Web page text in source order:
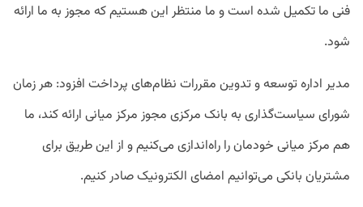
فنی ما تکمیل شده است و ما منتظر این هستیم که مجوز به ما ارائه
شود.
مدیر اداره توسعه و تدوین مقررات نظام‌های پرداخت افزود: هر زمان
شورای سیاست‌گذاری به بانک مرکزی مجوز مرکز میانی ارائه کند، ما
هم مرکز میانی خودمان را راه‌اندازی می‌کنیم و از این طریق برای
مشتریان بانکی می‌توانیم امضای الکترونیک صادر کنیم.